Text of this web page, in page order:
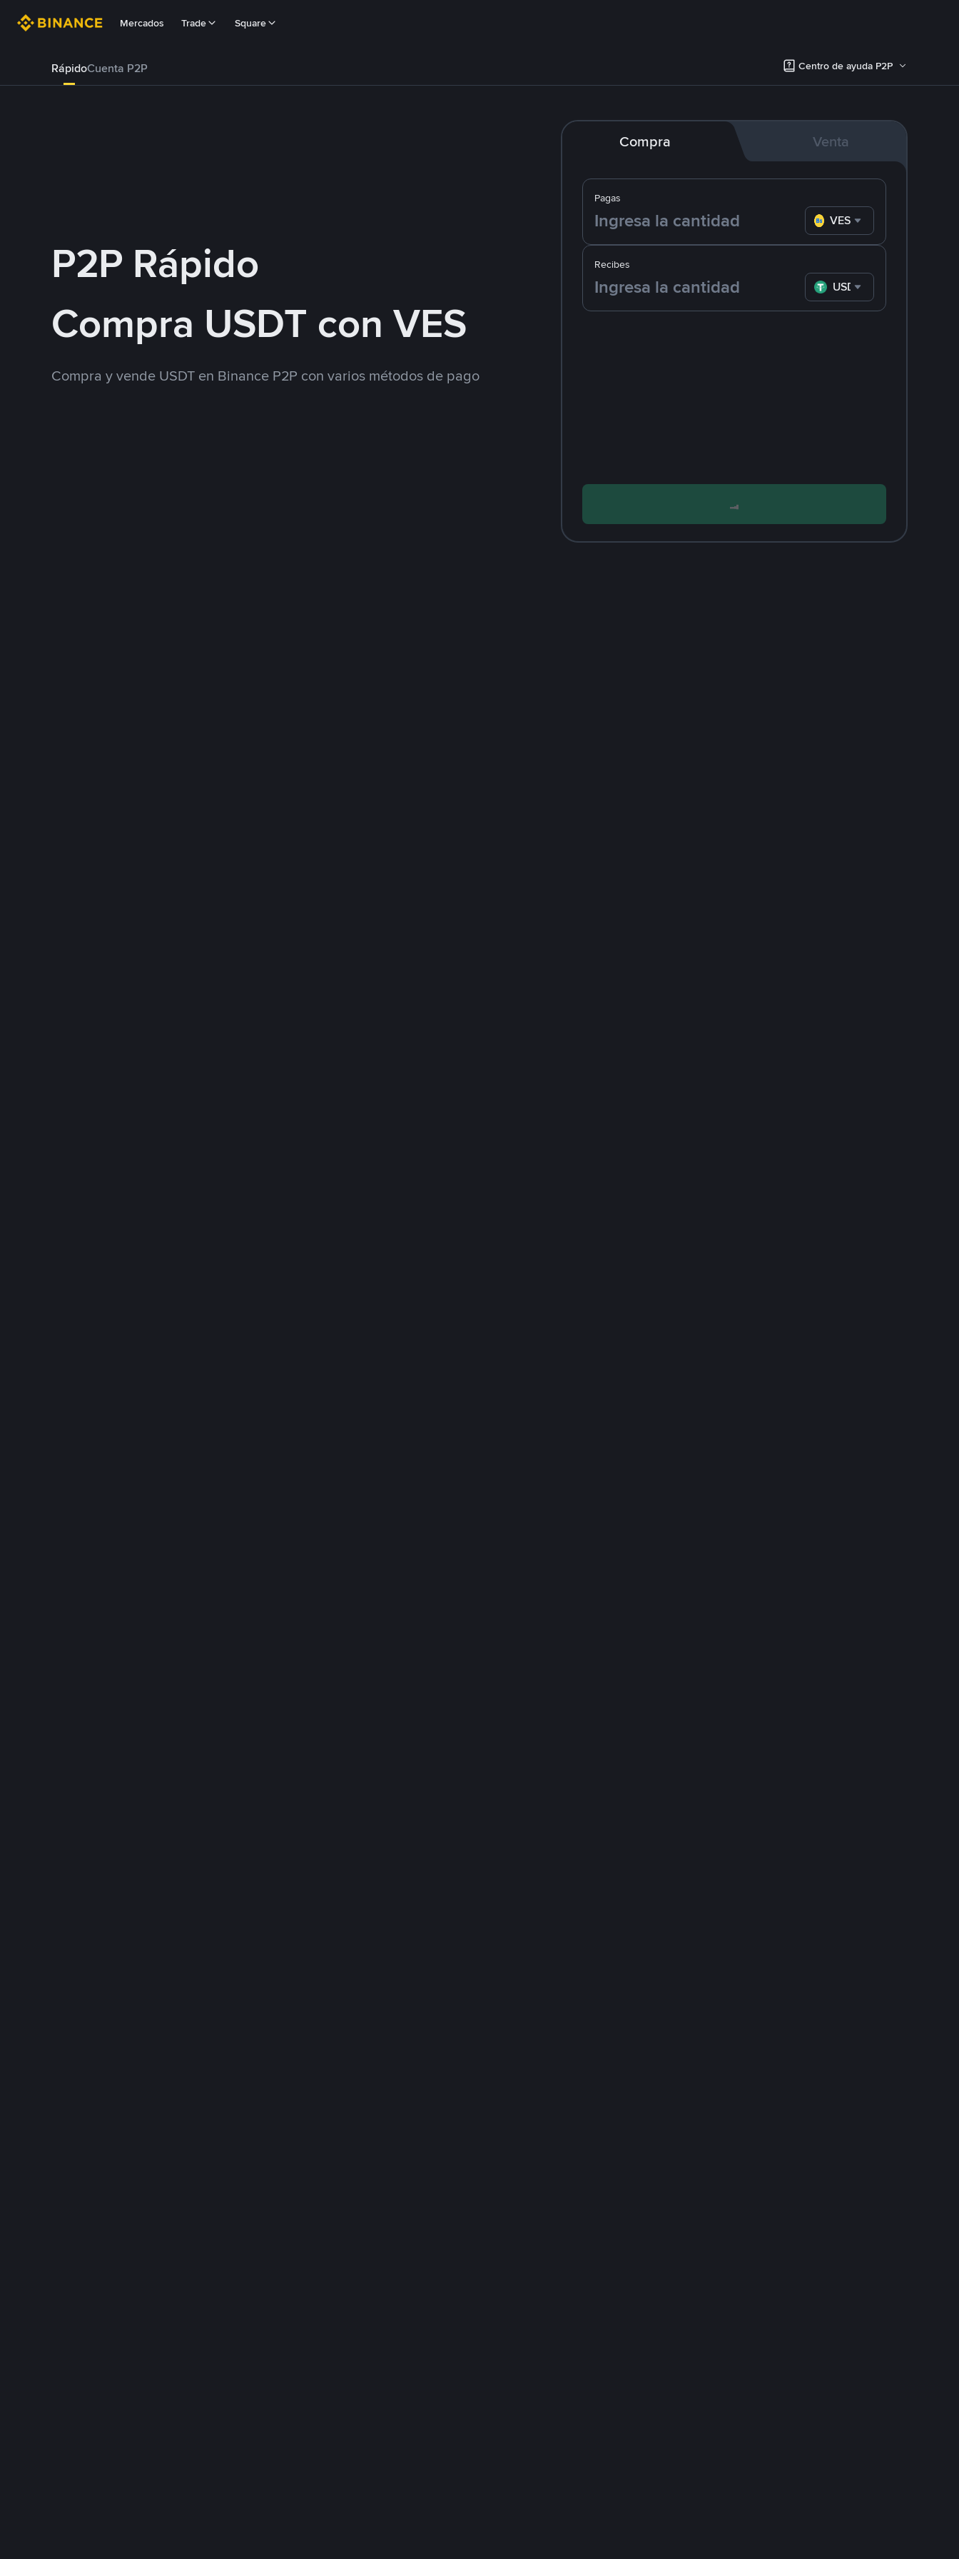
Mercados Trade Square
RápidoCuenta P2P Centro de ayuda P2P
P2P Rápido
Compra USDT con VES
Compra y vende USDT en Binance P2P con varios métodos de pago
Compra Venta
Pagas
VES
Recibes
USDT